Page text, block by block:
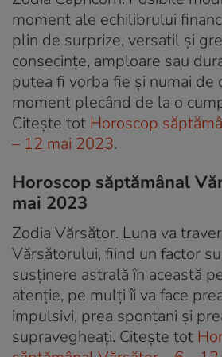
moment ale echilibrului
plin de surprize, versatil și
consecințe, amploare sau
putea fi vorba fie și numai de
moment plecând de la o
Citește tot Horoscop
– 12 mai 2023.
Horoscop săptămânal
mai 2023
Zodia Vărsător. Luna va
Vărsătorului, fiind un factor
susținere astrală în această
atenție, pe mulți îi va face
impulsivi, prea spontani și
supravegheați. Citește tot